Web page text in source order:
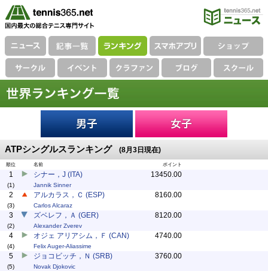
ATPシングルスランキング (8月3日現在)
順位 名前 ポイント
1
(1)
シナー，J (ITA)
Jannik Sinner
13450.00
2
(3)
アルカラス，Ｃ (ESP)
Carlos Alcaraz
8160.00
3
(2)
ズベレフ，Ａ (GER)
Alexander Zverev
8120.00
4
(4)
オジェ アリアシム，Ｆ (CAN)
Felix Auger-Aliassime
4740.00
5
(5)
ジョコビッチ，Ｎ (SRB)
Novak Djokovic
3760.00